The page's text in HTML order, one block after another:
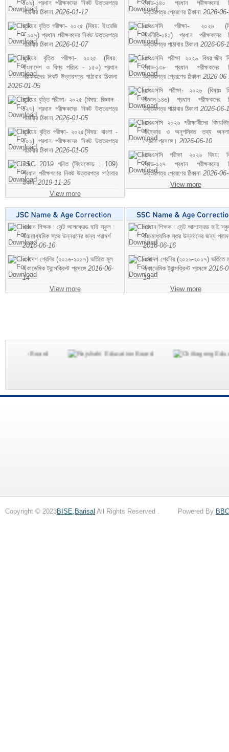
১০৯) প্রধান পরীক্ষকদের নিকট উত্তরপত্র
পাঠাবার ঠিকানা 2026-01-12
জুনিয়র বৃত্তি পরীক্ষা- ২০২৫ (বিষয়: ইংরেজি
- ১০৭) প্রধান পরীক্ষকদের নিকট উত্তরপত্র
পাঠাবার ঠিকানা 2026-01-07
জুনিয়র বৃত্তি পরীক্ষা- ২০২৫ (বিষয়:
বাংলাদেশ ও বিশ্ব পরিচয় - ১৫০) প্রধান
পরীক্ষকদের নিকট উত্তরপত্র পাঠাবার ঠিকানা
2026-01-05
জুনিয়র বৃত্তি পরীক্ষা- ২০২৫ (বিষয়: বিজ্ঞান -
১২৭) প্রধান পরীক্ষকদের নিকট উত্তরপত্র
পাঠাবার ঠিকানা 2026-01-05
জুনিয়র বৃত্তি পরীক্ষা- ২০২৫(বিষয়: বাংলা -
১০১) প্রধান পরীক্ষকদের নিকট উত্তরপত্র
পাঠাবার ঠিকানা 2026-01-05
JSC 2019 গনিত (বিষয়কোড : 109)
প্রধান পরীক্ষগণের নিকট উত্তরপত্র পাঠাবার
ঠিকানা2019-11-25
View more
কোড-১৪০ প্রধান পরীক্ষকদের
উত্তরপত্র প্রেরণের ঠিকানা 2026-
এসএসসি পরীক্ষা- ২০২৬
অর্থনীতি-১৪১) প্রধান পরীক্ষকদের
উত্তরপত্র পাঠাবার ঠিকানা 2026-06-
এসএসসি পরীক্ষা ২০২৬ বিষয়:জীব
কোড-১৩৮ প্রধান পরীক্ষকদের
উত্তরপত্র প্রেরণের ঠিকানা 2026-
এসএসসি পরীক্ষা- ২০২৬ (বিষয়ঃ
বিজ্ঞান-১৪৬) প্রধান পরীক্ষকদের
উত্তরপত্র পাঠাবার ঠিকানা 2026-06-
এসএসসি ২০২৬ পরীক্ষার্থীদের
বহিষ্কার ও অনুপস্থিত তথ্য
প্রেরণ প্রসঙ্গে। 2026-06-10
এসএসসি পরীক্ষা ২০২৬ বিষয়:
কোড-১২৭ প্রধান পরীক্ষকদের
উত্তরপত্র প্রেরণের ঠিকানা 2026-
View more
প্রধান শিক্ষক : সেন্ট আলফ্রেড হাই স্কুল :
উচ্চমাধ্যমিক স্তর উন্নয়নের জন্য পরামর্শ
2016-06-16
একাদশ শ্রেণির (২০১৬-২০১৭) ভর্তিতে মূল
একাডেমিক ট্রান্সক্রিপ্ট প্রসঙ্গে 2016-06-
14
View more
প্রধান শিক্ষক : সেন্ট আলফ্রেড হাই
উচ্চমাধ্যমিক স্তর উন্নয়নের জন্য
2016-06-16
একাদশ শ্রেণির (২০১৬-২০১৭) ভর্তিতে
একাডেমিক ট্রান্সক্রিপ্ট প্রসঙ্গে 2016-
14
View more
Copyright © 2023BISE,Barisal All Rights Reserved . Powered By